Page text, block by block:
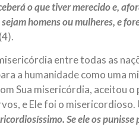
o que tiver merecido e,
homens ou mulheres, e
entre todas as
a humanidade como uma
Sua misericórdia, aceitou o
e Ele foi o misericordioso.
Se ele os punisse